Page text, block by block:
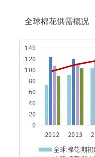
全球棉花供需概况